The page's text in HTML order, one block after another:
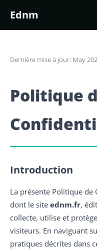
Ednm
Dernière mise à jour: May
Politique
Introduction
La présente Politique
dont le site ednm.fr,
collecte, utilise et
visiteurs. En naviguant
pratiques décrites dans